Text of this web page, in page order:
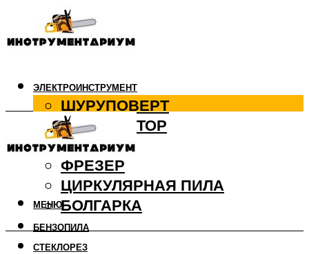
ЭЛЕКТРОИНСТРУМЕНТ
ШУРУПОВЕРТ
ПЕРФОРАТОР
ДРЕЛЬ
ФРЕЗЕР
ЦИРКУЛЯРНАЯ ПИЛА
БОЛГАРКА
БЕНЗОПИЛА
СТЕКЛОРЕЗ
МЕНЮ